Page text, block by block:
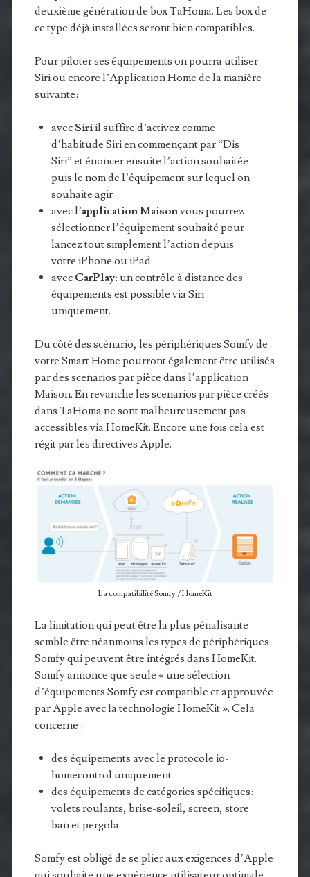
deuxième génération de box TaHoma. Les box de
ce type déjà installées seront bien compatibles.
Pour piloter ses équipements on pourra utiliser
Siri ou encore l’Application Home de la manière
suivante:
avec ​Siriil suffire d’activez comme
d’habitude Siri en commençant par “Dis
Siri” et énoncer ensuite l’action souhaitée
puis le nom de l’équipement sur lequel on
souhaite agir
avec l’application Maisonvous pourrez
sélectionner l’équipement souhaité pour
lancez tout simplement l’action depuis
votre iPhone ou iPad​​
avec CarPlay: un contrôle à distance des
équipements est possible via Siri
uniquement.
Du côté des scénario, les périphériques Somfy de
votre Smart Home pourront également être utilisés
par des scenarios par pièce dans l’application
Maison.​​ En revanche les scenarios par pièce créés
dans TaHoma ne sont malheureusement pas
accessibles via HomeKit. Encore une fois cela est
régit par les directives Apple.​
La compatibilité Somfy / HomeKit
La limitation qui peut être la plus pénalisante
semble être néanmoins les types de périphériques
Somfy qui peuvent être intégrés dans HomeKit.
Somfy annonce que seule « une sélection
d’équipements Somfy est compatible et approuvée
par Apple avec la technologie HomeKit ». Cela
concerne :​
​des équipements avec le protocole io-
homecontrol uniquement
des équipements de catégories spécifiques:
volets roulants, brise-soleil, screen, store
ban et pergola ​
Somfy est obligé de se plier aux exigences d’Apple